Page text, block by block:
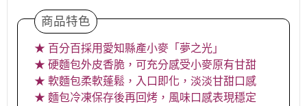
商品特色
★ 百分百採用愛知縣產小麥「夢之光」
★ 硬麵包外皮香脆，可充分感受小麥原有甘甜
★ 軟麵包柔軟蓬鬆，入口即化，淡淡甘甜口感
★ 麵包冷凍保存後再回烤，風味口感表現穩定